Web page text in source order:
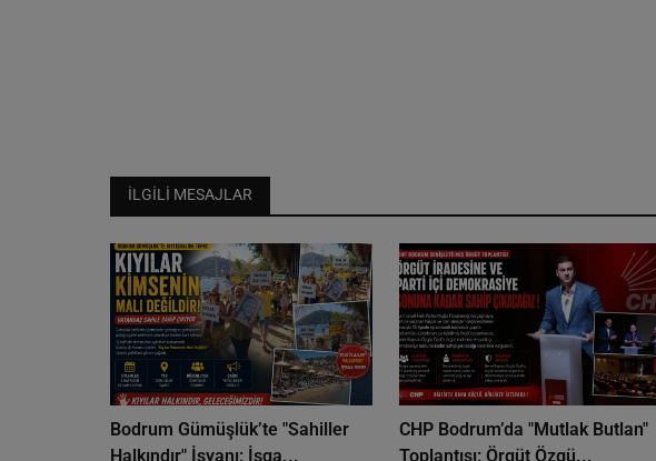
İLGILI MESAJLAR
Bodrum Gümüşlük’te "Sahiller
Halkındır" İsyanı: İşga...
CHP Bodrum’da "Mutlak Butlan"
Toplantısı: Örgüt Özgü...